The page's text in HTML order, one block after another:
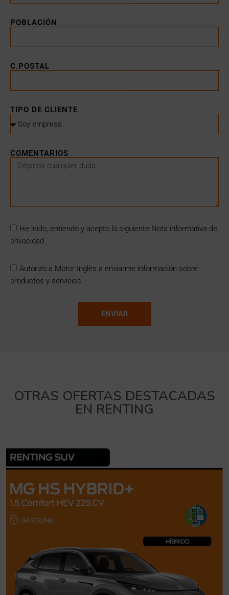
POBLACIÓN
C.POSTAL
TIPO DE CLIENTE
COMENTARIOS
He leido, entiendo y acepto la siguiente Nota informativa de
privacidad
Autorizo a Motor Inglés a enviarme información sobre
productos y servicios.
ENVIAR
OTRAS OFERTAS DESTACADAS
EN RENTING